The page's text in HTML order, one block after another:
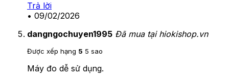
Trả lời
• 09/02/2026
dangngochuyen1995 Đã mua tại hiokishop.vn
Được xếp hạng 5 5 sao
Máy đo dễ sử dụng.